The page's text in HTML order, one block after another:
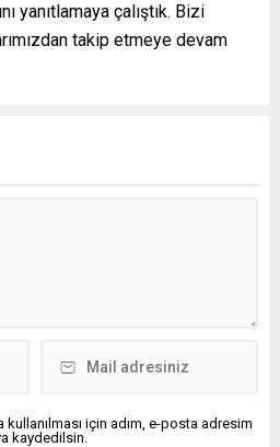
yanıtlamaya çalıştık. Bizi
takip etmeye devam
için adım, e-posta adresim
kaydedilsin.